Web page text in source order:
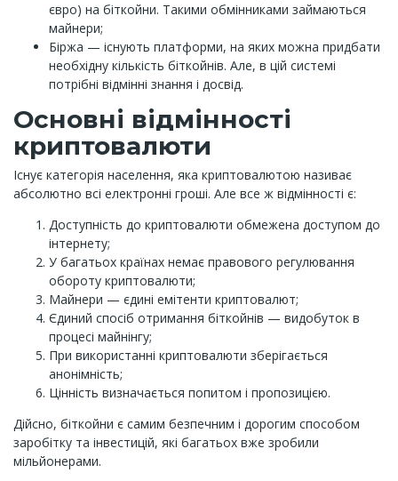
євро) на біткойни. Такими обмінниками займаються
майнери;
Біржа — існують платформи, на яких можна придбати
необхідну кількість біткойнів. Але, в цій системі
потрібні відмінні знання і досвід.
Основні відмінності
криптовалюти
Існує категорія населення, яка криптовалютою називає
абсолютно всі електронні гроші. Але все ж відмінності є:
Доступність до криптовалюти обмежена доступом до
інтернету;
У багатьох країнах немає правового регулювання
обороту криптовалюти;
Майнери — єдині емітенти криптовалют;
Єдиний спосіб отримання біткойнів — видобуток в
процесі майнінгу;
При використанні криптовалюти зберігається
анонімність;
Цінність визначається попитом і пропозицією.
Дійсно, біткойни є самим безпечним і дорогим способом
заробітку та інвестицій, які багатьох вже зробили
мільйонерами.